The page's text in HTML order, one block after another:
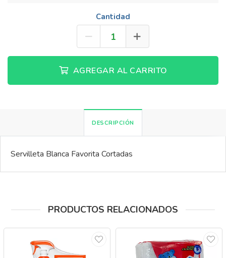
Cantidad
AGREGAR AL CARRITO
DESCRIPCIÓN
Servilleta Blanca Favorita Cortadas
PRODUCTOS RELACIONADOS